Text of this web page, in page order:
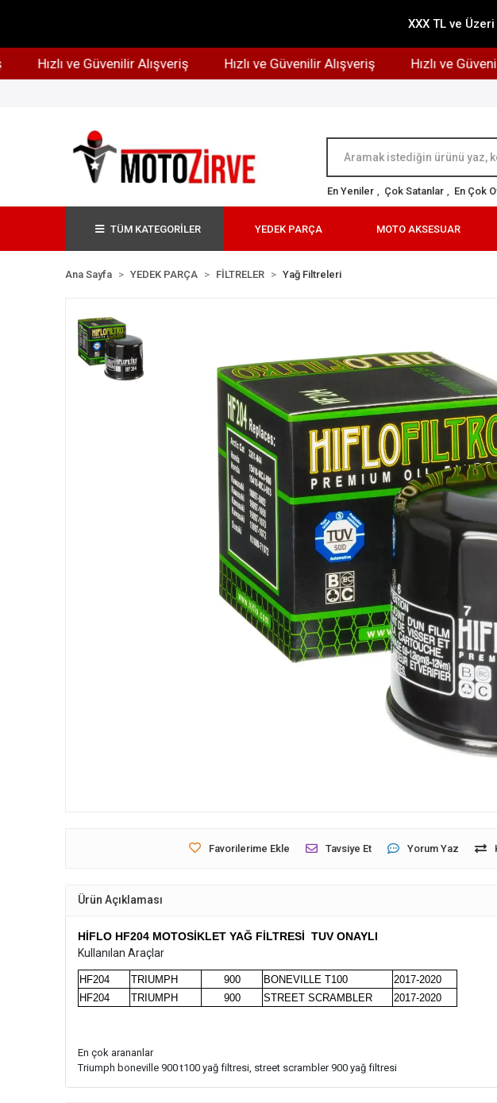
XXX TL ve
Hızlı ve Güvenilir Alışveriş Hızlı ve Güvenilir Alışveriş Hızlı ve Güvenilir
En Yeniler , Çok Satanlar , En Çok
TÜM KATEGORİLER YEDEK PARÇA MOTO AKSESUAR
Ana Sayfa YEDEK PARÇA FİLTRELER Yağ Filtreleri
Favorilerime Ekle Tavsiye Et Yorum Yaz
Ürün Açıklaması
HİFLO HF204 MOTOSİKLET YAĞ FİLTRESİ TUV ONAYLI
Kullanılan Araçlar
HF204 TRIUMPH 900 BONEVILLE T100
2017-2020
HF204
TRIUMPH 900 STREET SCRAMBLER 2017-2020
En çok arananlar
Triumph boneville 900 t100 yağ filtresi, street scrambler 900 yağ filtresi